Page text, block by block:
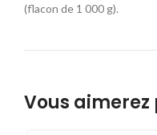
(flacon de 1 000 g).
Vous